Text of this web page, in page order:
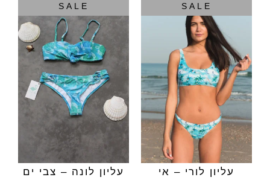
SALE
עליון לורי – אי
SALE
עליון לונה – צבי ים